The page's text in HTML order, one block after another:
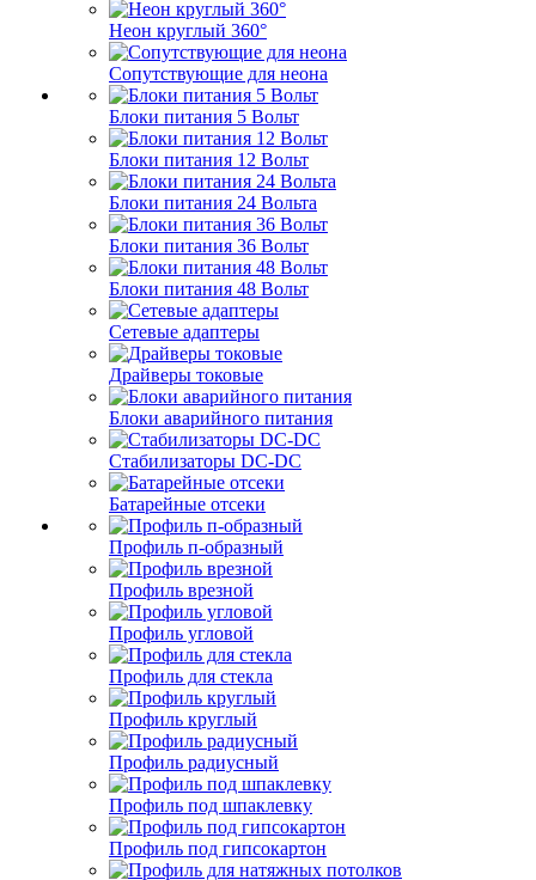
Неон круглый 360°
Сопутствующие для неона
Блоки питания 5 Вольт
Блоки питания 12 Вольт
Блоки питания 24 Вольта
Блоки питания 36 Вольт
Блоки питания 48 Вольт
Сетевые адаптеры
Драйверы токовые
Блоки аварийного питания
Стабилизаторы DC-DC
Батарейные отсеки
Профиль п-образный
Профиль врезной
Профиль угловой
Профиль для стекла
Профиль круглый
Профиль радиусный
Профиль под шпаклевку
Профиль под гипсокартон